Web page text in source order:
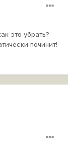
это убрать?
починит!